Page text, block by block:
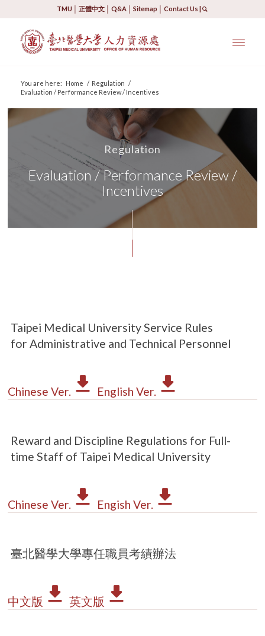
TMU │正體中文 │Q&A │Sitemap │Contact Us |
You are here: Home / Regulation /
Evaluation / Performance Review / Incentives
Regulation
Evaluation / Performance Review /
Incentives
Taipei Medical University Service Rules
for Administrative and Technical Personnel
Chinese Ver. English Ver.
Reward and Discipline Regulations for Full-
time Staff of Taipei Medical University
Chinese Ver. Engish Ver.
臺北醫學大學專任職員考績辦法
中文版 英文版